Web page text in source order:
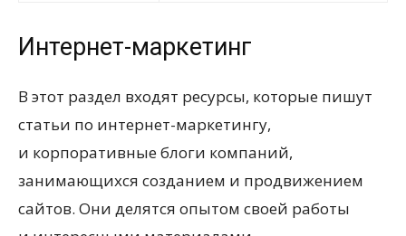
Интернет-маркетинг
В этот раздел входят ресурсы, которые пишут
статьи по интернет-маркетингу,
и корпоративные блоги компаний,
занимающихся созданием и продвижением
сайтов. Они делятся опытом своей работы